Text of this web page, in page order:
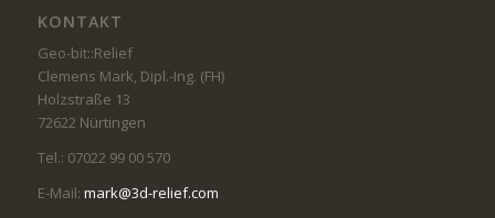
KONTAKT
Geo-bit::Relief
Clemens Mark, Dipl.-Ing. (FH)
Holzstraße 13
72622 Nürtingen
Tel.: 07022 99 00 570
E-Mail: mark@3d-relief.com